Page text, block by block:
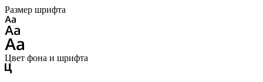
Размер шрифта
Цвет фона и шрифта